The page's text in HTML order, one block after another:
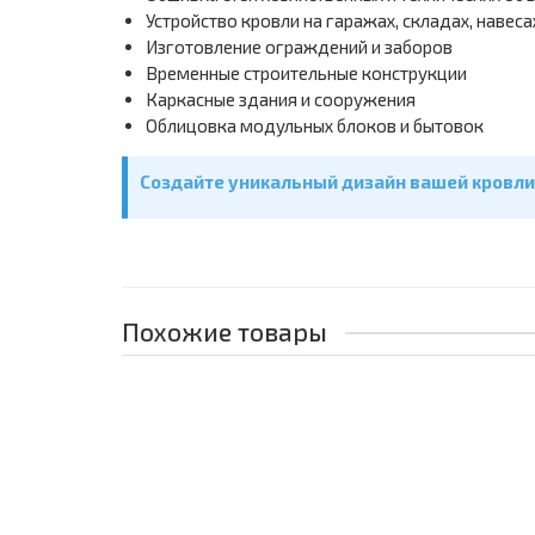
Устройство кровли на гаражах, складах,
Изготовление ограждений и заборов
Временные строительные конструкции
Каркасные здания и сооружения
Облицовка модульных блоков и бытовок
Создайте уникальный дизайн вашей
Похожие товары